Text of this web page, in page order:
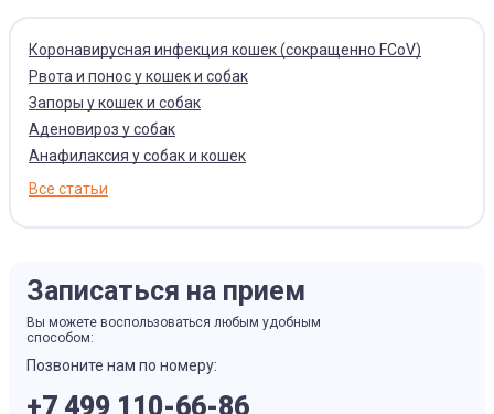
Коронавирусная инфекция кошек (сокращенно FCoV)
Рвота и понос у кошек и собак
Запоры у кошек и собак
Аденовироз у собак
Анафилаксия у собак и кошек
Все статьи
Записаться на прием
Вы можете воспользоваться любым удобным
способом:
Позвоните нам по номеру:
+7 499 110-66-86